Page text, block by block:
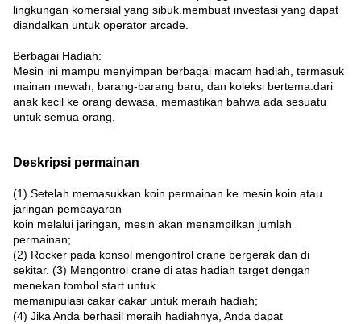
lingkungan komersial yang sibuk.membuat investasi yang dapat
diandalkan untuk operator arcade.
Berbagai Hadiah:
Mesin ini mampu menyimpan berbagai macam hadiah, termasuk
mainan mewah, barang-barang baru, dan koleksi bertema.dari
anak kecil ke orang dewasa, memastikan bahwa ada sesuatu
untuk semua orang.
Deskripsi permainan
(1) Setelah memasukkan koin permainan ke mesin koin atau
jaringan pembayaran
koin melalui jaringan, mesin akan menampilkan jumlah
permainan;
(2) Rocker pada konsol mengontrol crane bergerak dan di
sekitar. (3) Mengontrol crane di atas hadiah target dengan
menekan tombol start untuk
memanipulasi cakar cakar untuk meraih hadiah;
(4) Jika Anda berhasil meraih hadiahnya, Anda dapat